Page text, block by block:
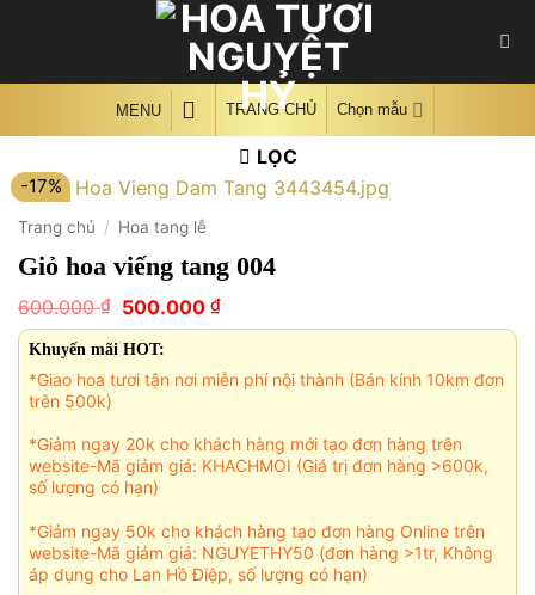
MENU TRANG CHỦ Chọn mẫu
LỌC
-17%
Trang chủ / Hoa tang lễ
Giỏ hoa viếng tang 004
600.000₫ Giá
gốc
là:
600.000 ₫.
500.000 ₫Giá
hiện
500.000 ₫.
Khuyến mãi HOT:
*Giao hoa tươi tận nơi miễn phí nội thành (Bán kính 10km đơn
trên 500k)
*Giảm ngay 20k cho khách hàng mới tạo đơn hàng trên
website-Mã giảm giá: KHACHMOI (Giá trị đơn hàng >600k,
số lượng có hạn)
*Giảm ngay 50k cho khách hàng tạo đơn hàng Online trên
website-Mã giảm giá: NGUYETHY50 (đơn hàng >1tr, Không
áp dụng cho Lan Hồ Điệp, số lượng có hạn)